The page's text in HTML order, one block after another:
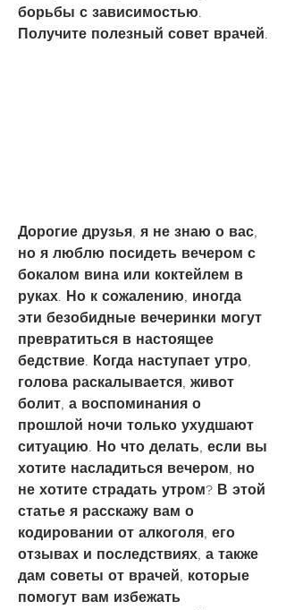
борьбы с зависимостью.
Получите полезный совет врачей.
Дорогие друзья, я не знаю о вас,
но я люблю посидеть вечером с
бокалом вина или коктейлем в
руках. Но к сожалению, иногда
эти безобидные вечеринки могут
превратиться в настоящее
бедствие. Когда наступает утро,
голова раскалывается, живот
болит, а воспоминания о
прошлой ночи только ухудшают
ситуацию. Но что делать, если вы
хотите насладиться вечером, но
не хотите страдать утром? В этой
статье я расскажу вам о
кодировании от алкоголя, его
отзывах и последствиях, а также
дам советы от врачей, которые
помогут вам избежать